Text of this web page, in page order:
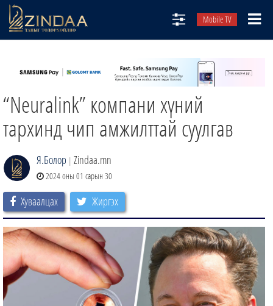
Mobile TV
ТВ8
ӨГЛӨӨНИЙ СОНИН
ЗИНДАА СЭТГҮҮЛ
“Neuralink” компани хүний
тархинд чип амжилттай суулгав
Я.Болор | Zindaa.mn
2024 оны 01 сарын 30
Хуваалцах Жиргэх